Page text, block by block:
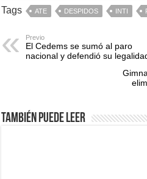
Tags ATE DESPIDOS INTI
Previo
El Cedems se sumó al paro
nacional y defendió su
También puede leer